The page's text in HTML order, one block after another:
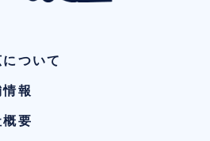
ついて
情報
要